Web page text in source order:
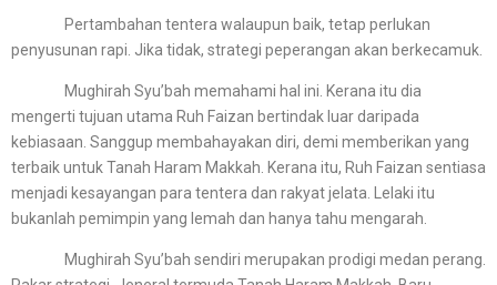
Pertambahan tentera walaupun baik, tetap perlukan
penyusunan rapi. Jika tidak, strategi peperangan akan berkecamuk.
Mughirah Syu’bah memahami hal ini. Kerana itu dia
mengerti tujuan utama Ruh Faizan bertindak luar daripada
kebiasaan. Sanggup membahayakan diri, demi memberikan yang
terbaik untuk Tanah Haram Makkah. Kerana itu, Ruh Faizan sentiasa
menjadi kesayangan para tentera dan rakyat jelata. Lelaki itu
bukanlah pemimpin yang lemah dan hanya tahu mengarah.
Mughirah Syu’bah sendiri merupakan prodigi medan perang.